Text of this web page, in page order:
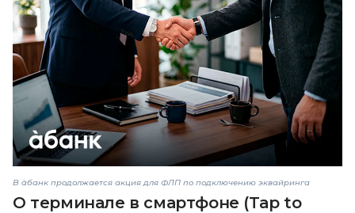
В àбанк продолжается акция для ФЛП по подключению эквайринга
О терминале в смартфоне (Tap to